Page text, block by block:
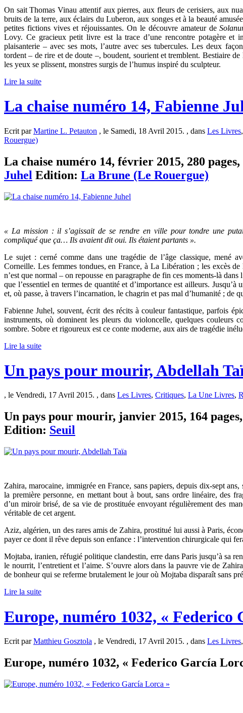
On sait Thomas Vinau attentif aux pierres, aux fleurs de cerisiers, aux
bruits de la terre, aux éclairs du Luberon, aux songes et à la beauté
petites fictions vives et réjouissantes. On le découvre amateur de
Lovy. Ce gracieux petit livre est la trace d’une rencontre potagère et
plaisanterie – avec ses mots, l’autre avec ses tubercules. Les deux
tordent – de rire et de doute –, boudent, sourient et tremblent. Bestiaire
les yeux se plissent, monstres surgis de l’humus inspiré du sculpteur.
Lire la suite
La chaise numéro 14, Fabienne
Ecrit parMartine L. Petauton , le Samedi, 18 Avril 2015. , dans Les Livres,
Rouergue)
La chaise numéro 14, février 2015, 280
Juhel Edition: La Brune (Le Rouergue)
« La mission : il s’agissait de se rendre en ville pour tondre une
compliqué que ça… Ils avaient dit oui. Ils étaient partants ».
Le sujet : cerné comme dans une tragédie de l’âge classique, mené
Corneille. Les femmes tondues, en France, à La Libération ; les excès
n’est que normal – on repousse en paragraphe de fin ces moments-là
que l’essentiel en termes de quantité et d’importance est ailleurs.
et, où passe, à travers l’incarnation, le chagrin et pas mal d’humanité ; de
Fabienne Juhel, souvent, écrit des récits à couleur fantastique, parfois
instruments, où dominent les pleurs du violoncelle, quelques couleurs
sombre. Sobre et rigoureux est ce conte moderne, aux airs de tragédie
Lire la suite
Un pays pour mourir, Abdellah
, le Vendredi, 17 Avril 2015. , dans Les Livres, Critiques, La Une Livres,
Un pays pour mourir, janvier 2015, 164
Edition: Seuil
Zahira, marocaine, immigrée en France, sans papiers, depuis dix-sept
la première personne, en mettant bout à bout, sans ordre linéaire, des
d’un miroir brisé, de sa vie de prostituée envoyant régulièrement des
véritable de cet argent.
Aziz, algérien, un des rares amis de Zahira, prostitué lui aussi à Paris,
payer ce dont il rêve depuis son enfance : l’intervention chirurgicale qui
Mojtaba, iranien, réfugié politique clandestin, erre dans Paris jusqu’à sa
le nourrit, l’entretient et l’aime. S’ouvre alors dans la pauvre vie de
de bonheur qui se referme brutalement le jour où Mojtaba disparaît sans
Lire la suite
Europe, numéro 1032, « Federico
Ecrit parMatthieu Gosztola , le Vendredi, 17 Avril 2015. , dans Les Livres,
Europe, numéro 1032, « Federico García